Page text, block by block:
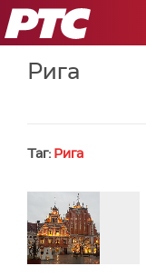
РТС
Рига
Таг: Рига